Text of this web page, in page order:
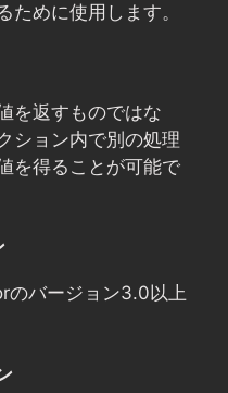
ために使用します。
を返すものではな
ション内で別の処理
を得ることが可能で
のバージョン3.0以上